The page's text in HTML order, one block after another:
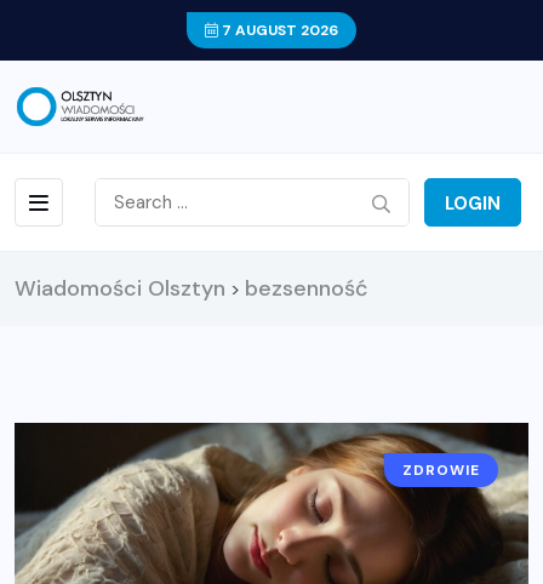
7 AUGUST 2026
LOGIN
Wiadomości Olsztyn > bezsenność
ZDROWIE